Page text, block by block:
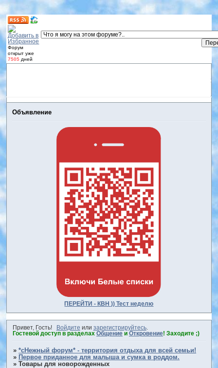
Форум
открыт уже
7505 дней
Объявление
ПЕРЕЙТИ - КВН )) Тест неделю
Привет, Гость! Войдите или зарегистрируйтесь.
Гостевой доступ в разделах Общениеи Откровение! Заходите ;)
»*сНежный форум* - территория отдыха для всей семьи!
» Первое приданное для малыша и сумка в роддом.
»Товары для новорожденных